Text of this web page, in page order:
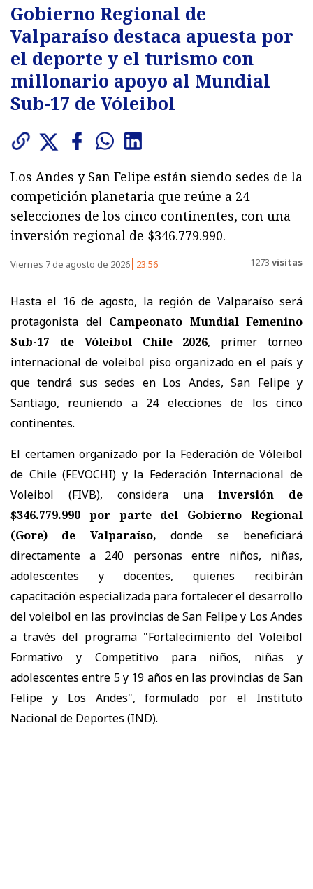
Gobierno Regional de
Valparaíso destaca apuesta por
el deporte y el turismo con
millonario apoyo al Mundial
Sub-17 de Vóleibol
Los Andes y San Felipe están siendo sedes de la
competición planetaria que reúne a 24
selecciones de los cinco continentes, con una
inversión regional de $346.779.990.
Viernes 7 de agosto de 2026 23:56 1273 visitas
Hasta el 16 de agosto, la región de Valparaíso será
protagonista del Campeonato Mundial Femenino
Sub-17 de Vóleibol Chile 2026, primer torneo
internacional de voleibol piso organizado en el país y
que tendrá sus sedes en Los Andes, San Felipe y
Santiago, reuniendo a 24 elecciones de los cinco
continentes.
El certamen organizado por la Federación de Vóleibol
de Chile (FEVOCHI) y la Federación Internacional de
Voleibol (FIVB), considera una
inversión de
$346.779.990 por parte del Gobierno Regional
(Gore) de Valparaíso,
donde se beneficiará
directamente a 240 personas entre niños, niñas,
adolescentes y docentes, quienes recibirán
capacitación especializada para fortalecer el desarrollo
del voleibol en las provincias de San Felipe y Los Andes
a través del programa "Fortalecimiento del Voleibol
Formativo y Competitivo para niños, niñas y
adolescentes entre 5 y 19 años en las provincias de San
Felipe y Los Andes", formulado por el Instituto
Nacional de Deportes (IND).